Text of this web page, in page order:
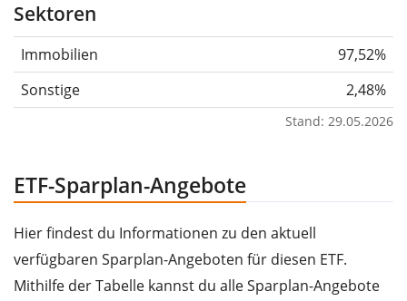
Sektoren
Immobilien
97,52%
Sonstige
2,48%
Stand: 29.05.2026
ETF-Sparplan-Angebote
Hier findest du Informationen zu den aktuell
verfügbaren Sparplan-Angeboten für diesen ETF.
Mithilfe der Tabelle kannst du alle Sparplan-Angebote